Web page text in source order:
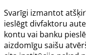
Svarīgi izmantot
ieslēgt divfaktoru
kontu vai banku
aizdomīgu saišu